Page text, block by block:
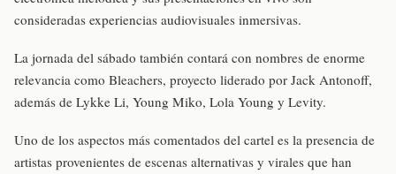
consideradas experiencias audiovisuales inmersivas.
La jornada del sábado también contará con nombres de enorme
relevancia como Bleachers, proyecto liderado por Jack Antonoff,
además de Lykke Li, Young Miko, Lola Young y Levity.
Uno de los aspectos más comentados del cartel es la presencia de
artistas provenientes de escenas alternativas y virales que han